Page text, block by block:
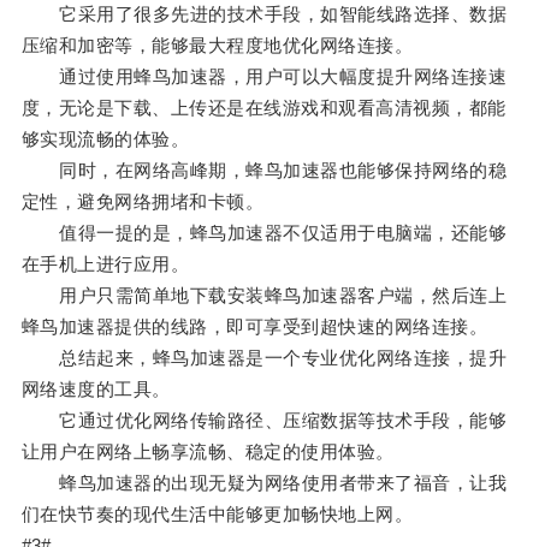
它采用了很多先进的技术手段，如智能线路选择、数据
压缩和加密等，能够最大程度地优化网络连接。
通过使用蜂鸟加速器，用户可以大幅度提升网络连接速
度，无论是下载、上传还是在线游戏和观看高清视频，都能
够实现流畅的体验。
同时，在网络高峰期，蜂鸟加速器也能够保持网络的稳
定性，避免网络拥堵和卡顿。
值得一提的是，蜂鸟加速器不仅适用于电脑端，还能够
在手机上进行应用。
用户只需简单地下载安装蜂鸟加速器客户端，然后连上
蜂鸟加速器提供的线路，即可享受到超快速的网络连接。
总结起来，蜂鸟加速器是一个专业优化网络连接，提升
网络速度的工具。
它通过优化网络传输路径、压缩数据等技术手段，能够
让用户在网络上畅享流畅、稳定的使用体验。
蜂鸟加速器的出现无疑为网络使用者带来了福音，让我
们在快节奏的现代生活中能够更加畅快地上网。